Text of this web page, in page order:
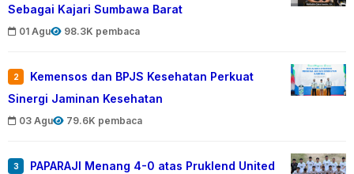
Sebagai Kajari Sumbawa Barat
01 Agu 98.3K pembaca
2
Kemensos dan BPJS Kesehatan Perkuat
Sinergi Jaminan Kesehatan
03 Agu 79.6K pembaca
3
PAPARAJI Menang 4-0 atas Pruklend United